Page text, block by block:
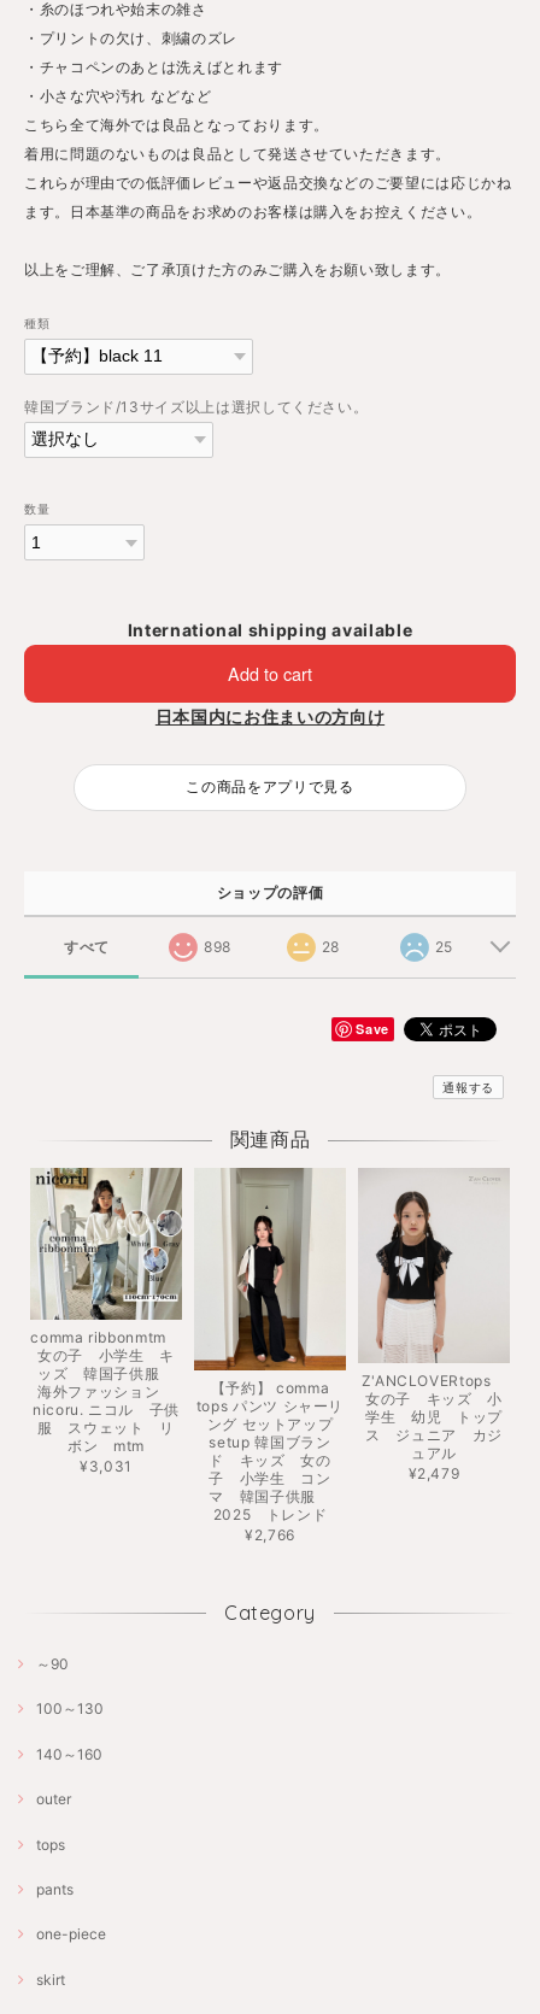
・糸のほつれや始末の雑さ
・プリントの欠け、刺繍のズレ
・チャコペンのあとは洗えばとれます
・小さな穴や汚れ などなど
こちら全て海外では良品となっております。
着用に問題のないものは良品として発送させていただきます。
これらが理由での低評価レビューや返品交換などのご要望には応じかね
ます。日本基準の商品をお求めのお客様は購入をお控えください。
以上をご理解、ご了承頂けた方のみご購入をお願い致します。
種類
韓国ブランド/13サイズ以上は選択してください。
数量
International shipping available
Add to cart
日本国内にお住まいの方向け
この商品をアプリで見る
ショップの評価
すべて 898 28 25
Save
通報する
関連商品
comma ribbonmtm
女の子 小学生 キ
ッズ 韓国子供服
海外ファッション
nicoru. ニコル 子供
服 スウェット リ
ボン mtm
¥3,031
【予約】 comma
tops パンツ シャーリ
ング セットアップ
setup 韓国ブラン
ド キッズ 女の
子 小学生 コン
マ 韓国子供服
2025 トレンド
¥2,766
Z'ANCLOVERtops
女の子 キッズ 小
学生 幼児 トップ
ス ジュニア カジ
ュアル
¥2,479
Category
～90
100～130
140～160
outer
tops
pants
one-piece
skirt